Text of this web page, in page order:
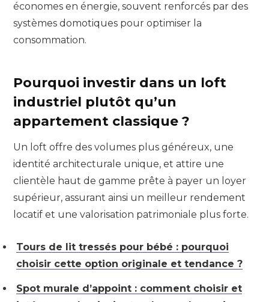
économes en énergie, souvent renforcés par des
systèmes domotiques pour optimiser la
consommation.
Pourquoi investir dans un loft
industriel plutôt qu’un
appartement classique ?
Un loft offre des volumes plus généreux, une
identité architecturale unique, et attire une
clientèle haut de gamme prête à payer un loyer
supérieur, assurant ainsi un meilleur rendement
locatif et une valorisation patrimoniale plus forte.
Tours de lit tressés pour bébé : pourquoi
choisir cette option originale et tendance ?
Spot murale d’appoint : comment choisir et